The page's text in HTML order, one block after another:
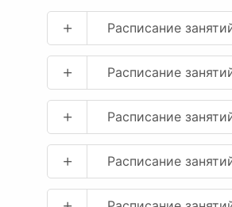
+ Расписание
+ Расписание
+ Расписание
+ Расписание